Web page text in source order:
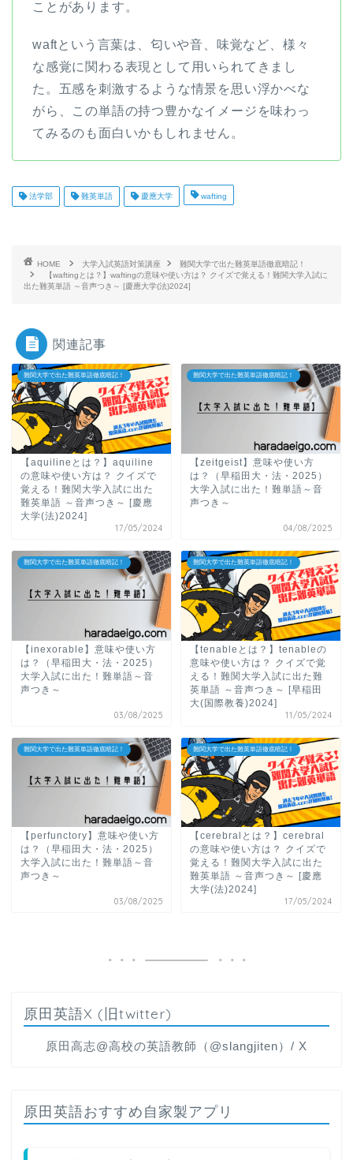
ことがあります。
waftという言葉は、匂いや音、味覚など、様々
な感覚に関わる表現として用いられてきまし
た。五感を刺激するような情景を思い浮かべな
がら、この単語の持つ豊かなイメージを味わっ
てみるのも面白いかもしれません。
法学部 難英単語 慶應大学 wafting
HOME 大学入試英語対策講座
難関大学で出た難英単語徹底暗記！
【waftingとは？】waftingの意味や使い方は？ クイズで覚える！難関大学入試に
出た難英単語 ～音声つき～ [慶應大学(法)2024]
関連記事
難関大学で出た難英単語徹底暗記！
【aquilineとは？】aquiline
の意味や使い方は？ クイズで
覚える！難関大学入試に出た
難英単語 ～音声つき～ [慶應
大学(法)2024]
17/05/2024
難関大学で出た難英単語徹底暗記！
【zeitgeist】意味や使い方
は？（早稲田大・法・2025）
大学入試に出た！難単語～音
声つき～
04/08/2025
難関大学で出た難英単語徹底暗記！
【inexorable】意味や使い方
は？（早稲田大・法・2025）
大学入試に出た！難単語～音
声つき～
03/08/2025
難関大学で出た難英単語徹底暗記！
【tenableとは？】tenableの
意味や使い方は？ クイズで覚
える！難関大学入試に出た難
英単語 ～音声つき～ [早稲田
大(国際教養)2024]
11/05/2024
難関大学で出た難英単語徹底暗記！
【perfunctory】意味や使い方
は？（早稲田大・法・2025）
大学入試に出た！難単語～音
声つき～
03/08/2025
難関大学で出た難英単語徹底暗記！
【cerebralとは？】cerebral
の意味や使い方は？ クイズで
覚える！難関大学入試に出た
難英単語 ～音声つき～ [慶應
大学(法)2024]
17/05/2024
原田英語X (旧twitter)
原田高志@高校の英語教師（@slangjiten）/ X
原田英語おすすめ自家製アプリ